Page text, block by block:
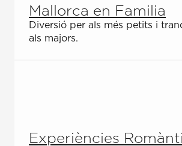
Mallorca en Familia
Diversió per als més petits i
als majors.
Experiències